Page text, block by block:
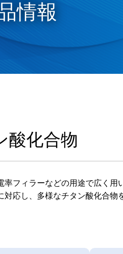
情報
酸化合物
フィラーなどの用途で広く用
応し、多様なチタン酸化合物